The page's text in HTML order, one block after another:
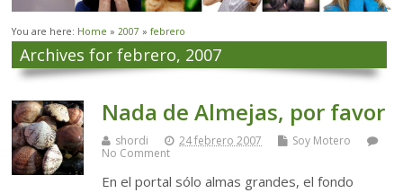
You are here: Home » 2007 »febrero
Archives for febrero, 2007
Nada de Almejas, por favor
shordi 24 febrero 2007
Soy Motero
No Comment
En el portal sólo almas grandes, el fondo